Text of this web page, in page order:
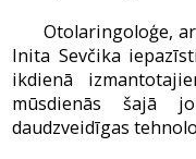
Otolaringoloģe,
Inita Sevčika
ikdienā
mūsdienās šajā
daudzveidīgas